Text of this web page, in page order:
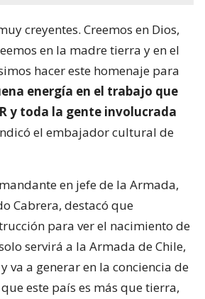
creyentes. Creemos en Dios,
en la madre tierra y en el
hacer este homenaje para
energía en el trabajo que
y toda la gente involucrada
el embajador cultural de
en jefe de la Armada,
Cabrera, destacó que
para ver el nacimiento de
servirá a la Armada de Chile,
va a generar en la conciencia de
este país es más que tierra,